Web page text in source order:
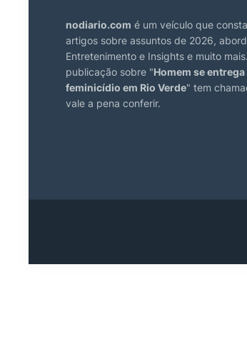
nodiario.com é um veículo que
artigos sobre assuntos de 2026,
Entretenimento e Insights e muito
publicação sobre "Homem se
feminicídio em Rio Verde" tem
vale a pena conferir.